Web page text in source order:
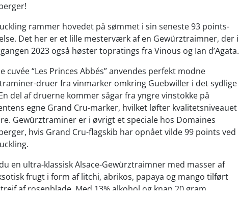
rammer hovedet på sømmet i sin seneste 93 points-
Det her er et lille mesterværk af en Gewürztraimner, der i
2023 også høster topratings fra Vinous og Ian d’Agata.
cuvée “Les Princes Abbés” anvendes perfekt modne
druer fra vinmarker omkring Guebwiller i det sydlige
del af druerne kommer sågar fra yngre vinstokke på
egne Grand Cru-marker, hvilket løfter kvalitetsniveauet
Gewürztraminer er i øvrigt et speciale hos Domaines
hvis Grand Cru-flagskib har opnået vilde 99 points ved
en ultra-klassisk Alsace-Gewürztraimner med masser af
frugt i form af litchi, abrikos, papaya og mango tilført
af rosenblade. Med 13% alkohol og knap 20 gram